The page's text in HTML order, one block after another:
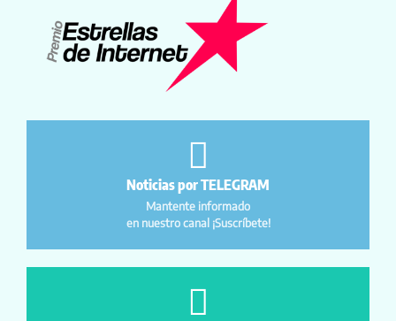
Noticias por TELEGRAM
Mantente informado
en nuestro canal ¡Suscríbete!